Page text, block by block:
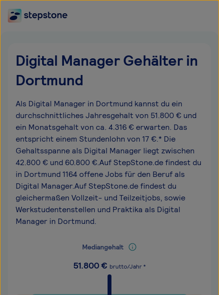
Digital Manager Gehälter in
Dortmund
Als Digital Manager in Dortmund kannst du ein
durchschnittliches Jahresgehalt von 51.800 € und
ein Monatsgehalt von ca. 4.316 € erwarten. Das
entspricht einem Stundenlohn von 17 €.* Die
Gehaltsspanne als Digital Manager liegt zwischen
42.800 € und 60.800 €.Auf StepStone.de findest du
in Dortmund 1164 offene Jobs für den Beruf als
Digital Manager.Auf StepStone.de findest du
gleichermaßen Vollzeit- und Teilzeitjobs, sowie
Werkstudentenstellen und Praktika als Digital
Manager in Dortmund.
Mediangehalt
51.800€ brutto/Jahr *